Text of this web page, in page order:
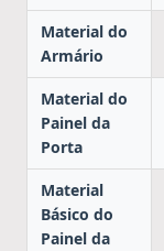
Material do
Armário
Material do
Painel da
Porta
Material
Básico do
Painel da